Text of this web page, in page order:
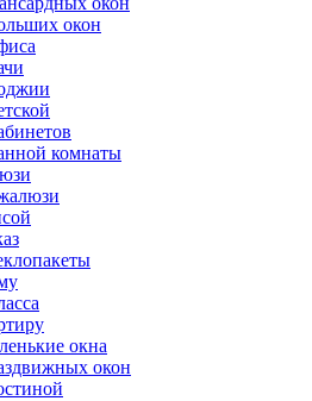
окон
комнаты
окна
окон